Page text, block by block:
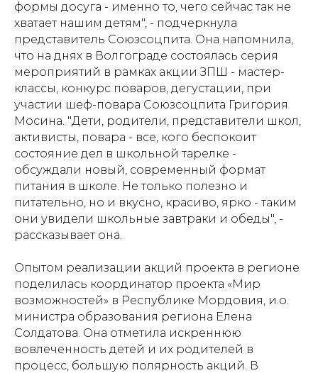
формы досуга - именно то, чего сейчас так не
хватает нашим детям", - подчеркнула
представитель Союзсоцпита. Она напомнила,
что на днях в Волгограде состоялась серия
мероприятий в рамках акции ЗПШ - мастер-
классы, конкурс поваров, дегустации, при
участии шеф-повара Союзсоцпита Григория
Мосина. "Дети, родители, представители школ,
активисты, повара - все, кого беспокоит
состояние дел в школьной тарелке -
обсуждали новый, современный формат
питания в школе. Не только полезно и
питательно, но и вкусно, красиво, ярко - таким
они увидели школьные завтраки и обеды", -
рассказывает она.
Опытом реализации акций проекта в регионе
поделилась координатор проекта «Мир
возможностей» в Республике Мордовия, и.о.
министра образования региона Елена
Солдатова. Она отметила искреннюю
вовлеченность детей и их родителей в
процесс, большую полярность акций. В